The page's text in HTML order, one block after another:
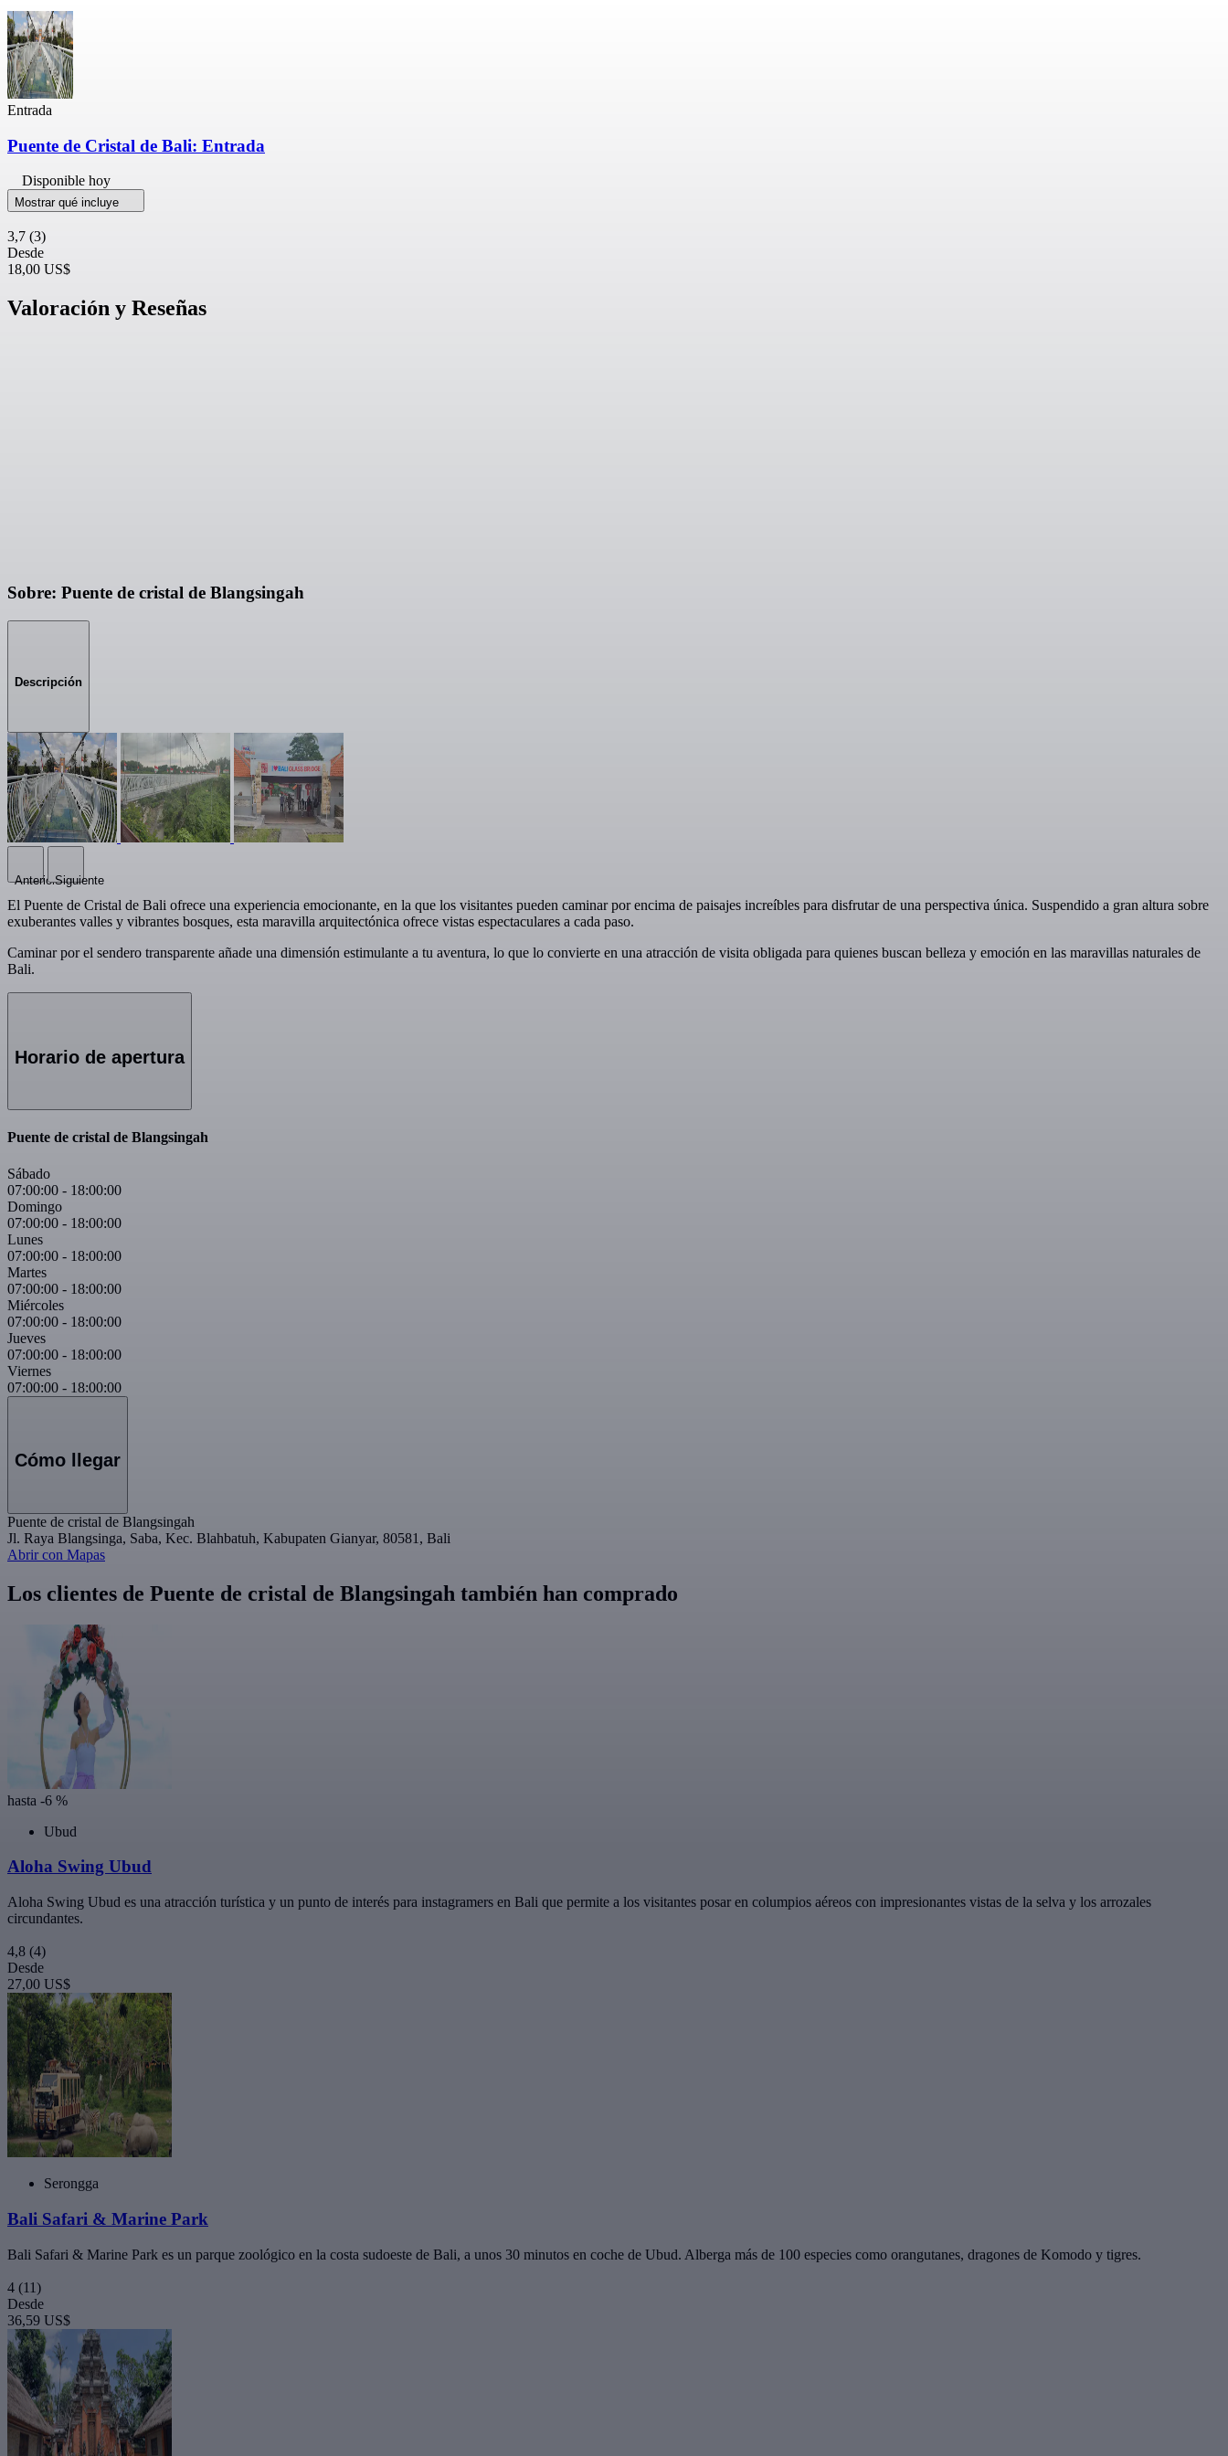
Entrada
Puente de Cristal de Bali: Entrada
Disponible hoy
Mostrar qué incluye
3,7 (3)
Desde
18,00 US$
Valoración y Reseñas
Sobre: Puente de cristal de Blangsingah
Descripción
AnteriorSiguiente
El Puente de Cristal de Bali ofrece una experiencia emocionante, en la que los visitantes pueden caminar por encima de paisajes increíbles para disfrutar de una perspectiva única. Suspendido a gran altura sobre
exuberantes valles y vibrantes bosques, esta maravilla arquitectónica ofrece vistas espectaculares a cada paso.
Caminar por el sendero transparente añade una dimensión estimulante a tu aventura, lo que lo convierte en una atracción de visita obligada para quienes buscan belleza y emoción en las maravillas naturales de
Bali.
Horario de apertura
Puente de cristal de Blangsingah
Sábado
07:00:00 - 18:00:00
Domingo
07:00:00 - 18:00:00
Lunes
07:00:00 - 18:00:00
Martes
07:00:00 - 18:00:00
Miércoles
07:00:00 - 18:00:00
Jueves
07:00:00 - 18:00:00
Viernes
07:00:00 - 18:00:00
Cómo llegar
Puente de cristal de Blangsingah
Jl. Raya Blangsinga, Saba, Kec. Blahbatuh, Kabupaten Gianyar, 80581, Bali
Abrir con Mapas
Los clientes de Puente de cristal de Blangsingah también han comprado
hasta -6 %
Ubud
Aloha Swing Ubud
Aloha Swing Ubud es una atracción turística y un punto de interés para instagramers en Bali que permite a los visitantes posar en columpios aéreos con impresionantes vistas de la selva y los arrozales
circundantes.
4,8 (4)
Desde
27,00 US$
Serongga
Bali Safari & Marine Park
Bali Safari & Marine Park es un parque zoológico en la costa sudoeste de Bali, a unos 30 minutos en coche de Ubud. Alberga más de 100 especies como orangutanes, dragones de Komodo y tigres.
4 (11)
Desde
36,59 US$